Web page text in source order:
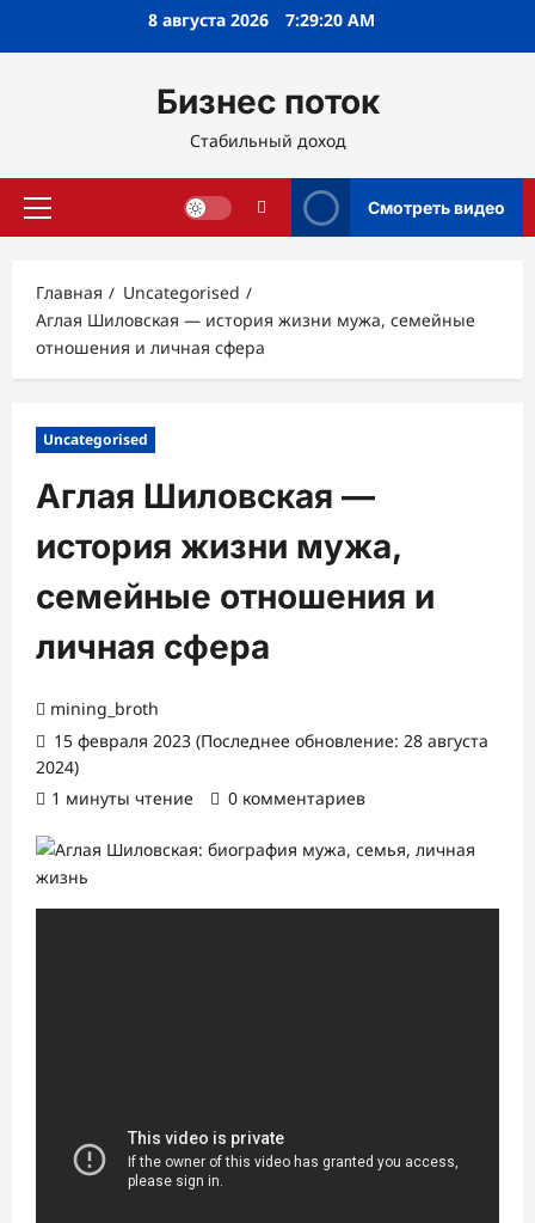
8 августа 2026 7:29:21 AM
Бизнес поток
Стабильный доход
Основное
Смотреть видео
Главная
Uncategorised
Аглая Шиловская — история жизни мужа, семейные
отношения и личная сфера
Uncategorised
Аглая Шиловская —
история жизни мужа,
семейные отношения и
личная сфера
mining_broth
15 февраля 2023 (Последнее обновление: 28 августа
2024)
1 минуты чтение
0 комментариев